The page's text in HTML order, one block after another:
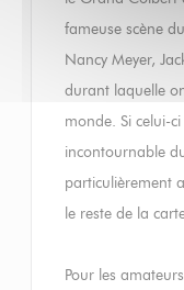
fameuse scène
Nancy Meyer,
durant laquelle
monde. Si celui-
incontournable
particulièrement
le reste de la
Pour les